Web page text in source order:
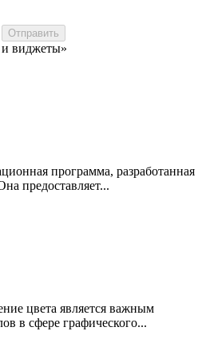
виджеты»
программа, разработанная
предоставляет...
цвета является важным
в сфере графического...